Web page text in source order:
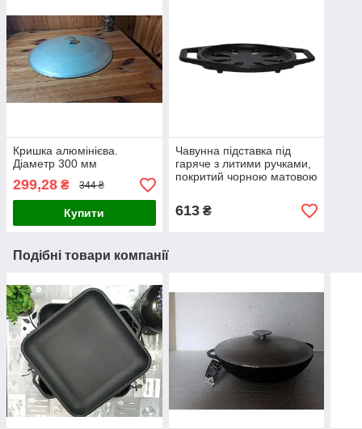
Кришка алюмінієва.
Діаметр 300 мм
299,28 ₴ 344 ₴
Купити
Чавунна підставка під
гаряче з литими ручками,
покритий чорною матовою
613₴
Подібні товари компанії